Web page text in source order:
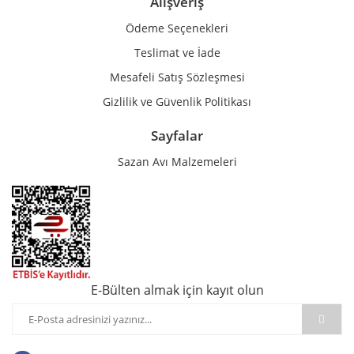
Ödeme Seçenekleri
Teslimat ve İade
Mesafeli Satış Sözleşmesi
Gizlilik ve Güvenlik Politikası
Sayfalar
Sazan Avı Malzemeleri
E-Bülten almak için kayıt olun